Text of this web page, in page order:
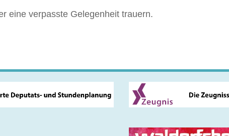
eine verpasste Gelegenheit trauern.